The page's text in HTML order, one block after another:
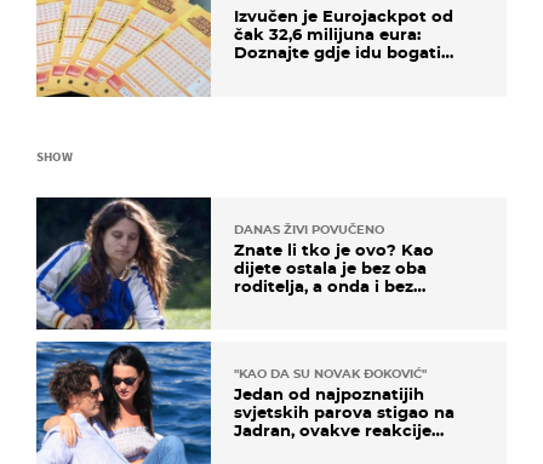
Izvučen je Eurojackpot od
čak 32,6 milijuna eura:
Doznajte gdje idu bogati
SHOW
DANAS ŽIVI POVUČENO
Znate li tko je ovo? Kao
dijete ostala je bez oba
roditelja, a onda i bez
"KAO DA SU NOVAK ĐOKOVIĆ"
Jedan od najpoznatijih
svjetskih parova stigao na
Jadran, ovakve reakcije